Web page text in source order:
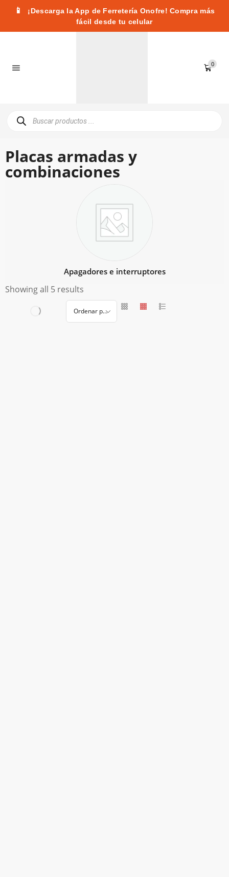
📱
¡Descarga la App de Ferretería Onofre! Compra más
fácil desde tu celular
0
Placas armadas y
combinaciones
Apagadores e interruptores
Showing all 5 results